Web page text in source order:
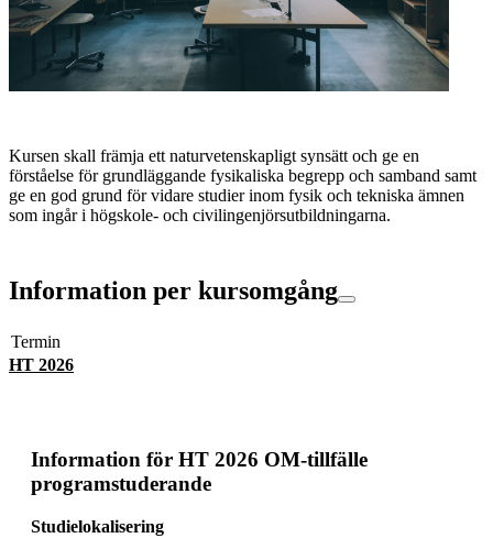
Kursen skall främja ett naturvetenskapligt synsätt och ge en
förståelse för grundläggande fysikaliska begrepp och samband samt
ge en god grund för vidare studier inom fysik och tekniska ämnen
som ingår i högskole- och civilingenjörsutbildningarna.
Information per kursomgång
Termin
HT 2026
Information för HT 2026 OM-tillfälle
programstuderande
Studielokalisering